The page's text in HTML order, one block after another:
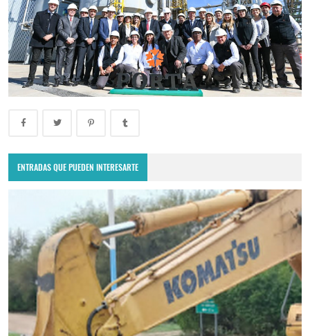
ENTRADAS QUE PUEDEN INTERESARTE